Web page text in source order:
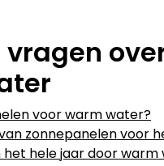
voor warm water?
zonnepanelen voor
het hele jaar door